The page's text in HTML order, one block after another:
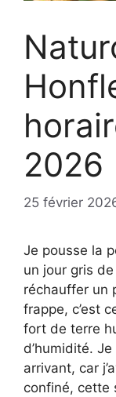
2026
25 février
Je pousse la
un jour gris
réchauffer un
frappe, c’est
fort de terre
d’humidité.
arrivant, car
confiné, cette